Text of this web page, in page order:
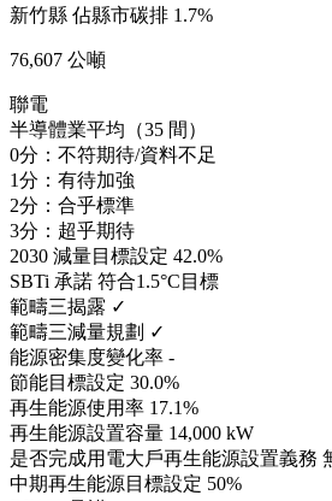
新竹縣 佔縣市碳排 1.7%
76,607 公噸
聯電
半導體業平均（35 間）
0分：不符期待/資料不足
1分：有待加強
2分：合乎標準
3分：超乎期待
2030 減量目標設定 42.0%
SBTi 承諾 符合1.5°C目標
範疇三揭露 ✓
範疇三減量規劃 ✓
能源密集度變化率 -
節能目標設定 30.0%
再生能源使用率 17.1%
再生能源設置容量 14,000 kW
是否完成用電大戶再生能源設置義務
中期再生能源目標設定 50%